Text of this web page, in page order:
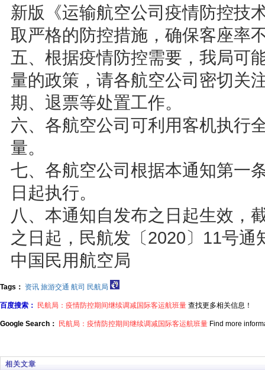
新版《运输航空公司疫情防控技
取严格的防控措施，确保客座率
五、根据疫情防控需要，我局可
量的政策，请各航空公司密切关
期、退票等处置工作。
六、各航空公司可利用客机执行
量。
七、各航空公司根据本通知第一
日起执行。
八、本通知自发布之日起生效，
之日起，民航发〔2020〕11号通
中国民用航空局
Tags： 资讯 旅游交通 航司 民航局
百度搜索： 民航局：疫情防控期间继续调减国际客运航班量 查找更多相关信息！
Google Search： 民航局：疫情防控期间继续调减国际客运航班量 Find more
相关文章